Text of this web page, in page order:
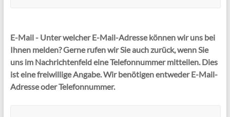
E-Mail - Unter welcher E-Mail-Adresse können wir uns bei
Ihnen melden? Gerne rufen wir Sie auch zurück, wenn Sie
uns im Nachrichtenfeld eine Telefonnummer mitteilen. Dies
ist eine freiwillige Angabe. Wir benötigen entweder E-Mail-
Adresse oder Telefonnummer.